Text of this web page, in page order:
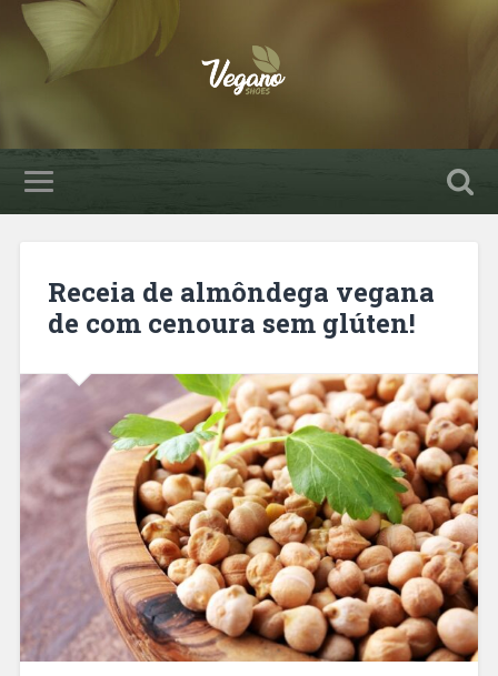
Receia de almôndega vegana
de com cenoura sem glúten!